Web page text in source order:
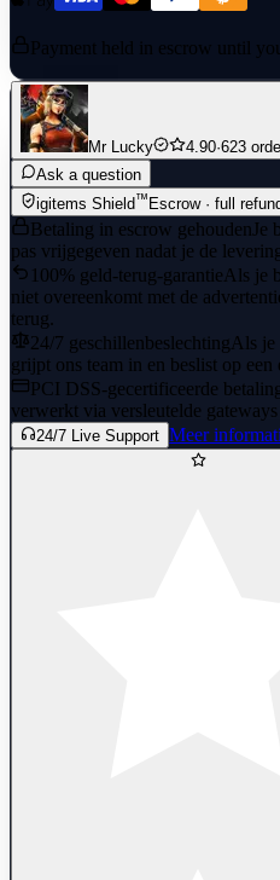
Payment held in escrow until
Mr Lucky 4.90·623
Ask a question
igitems Shield™ Escrow · full
Betaling in escrow gehouden Je
pas vrijgegeven nadat je de
100% geld-terug-garantieAls je
niet overeenkomt met de
terug.
24/7 geschillenbeslechtingAls je
grijpt ons team in en beslist op een
PCI DSS-gecertificeerde
verwerkt via versleutelde
24/7 Live Support Meer